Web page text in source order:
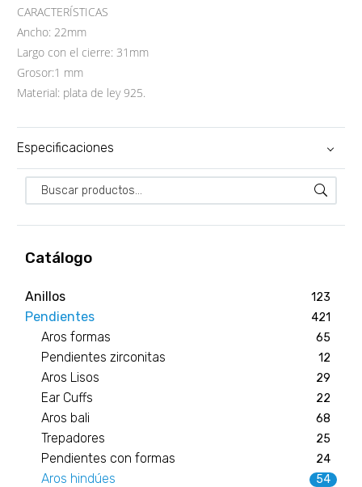
Catálogo
Anillos 123
Pendientes 421
Aros formas 65
Pendientes zirconitas 12
Aros Lisos 29
Ear Cuffs 22
Aros bali 68
Trepadores 25
Pendientes con formas 24
Aros hindúes 54
CARACTERÍSTICAS
Ancho: 22mm
Largo con el cierre: 31mm
Grosor:1 mm
Material: plata de ley 925.
Especificaciones